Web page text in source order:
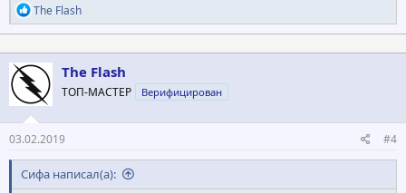
Р
е
а
к
ц
и
и
:
The Flash
The Flash
ТОП-МАСТЕР Верифицирован
03.02.2019 #4
Сифа написал(а):